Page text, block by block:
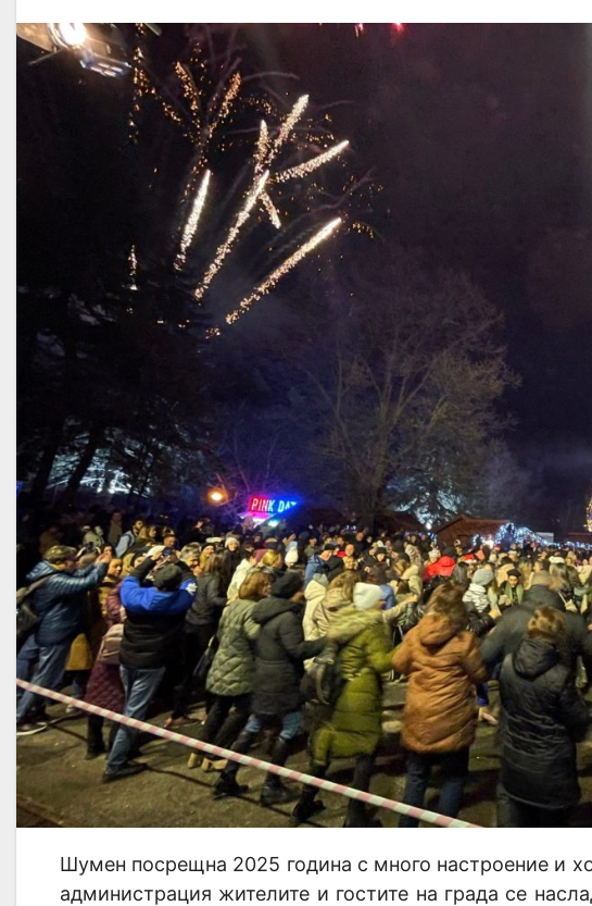
Шумен посрещна 2025 година с много настроение и
администрация жителите и гостите на града се